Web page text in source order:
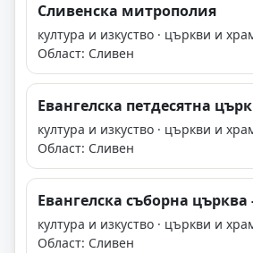
Сливенска митрополия
култура и изкуство · църкви и
Област: Сливен
Евангелска петдесятна
култура и изкуство · църкви и
Област: Сливен
Евангелска съборна църква
култура и изкуство · църкви и
Област: Сливен